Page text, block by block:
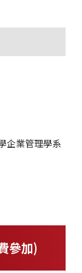
企業管理學系
參加)